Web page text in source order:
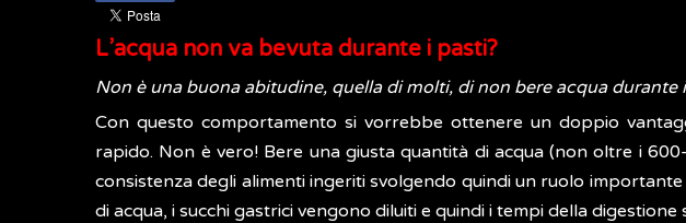
L’acqua non va bevuta durante i pasti?
Non è una buona abitudine, quella di molti, di non bere acqua durante
Con questo comportamento si vorrebbe ottenere un doppio
rapido. Non è vero! Bere una giusta quantità di acqua (non oltre i
consistenza degli alimenti ingeriti svolgendo quindi un ruolo importante
di acqua, i succhi gastrici vengono diluiti e quindi i tempi della